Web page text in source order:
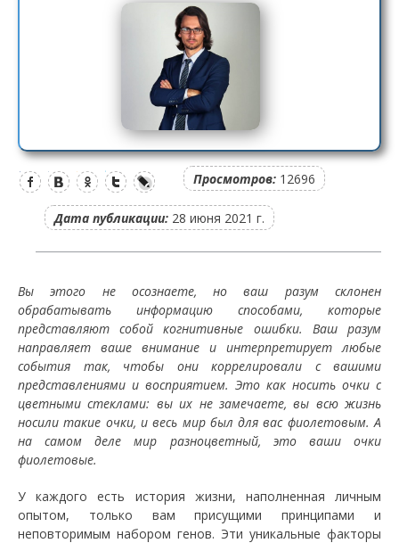
Просмотров: 12696
Дата публикации: 28 июня 2021 г.
Вы этого не осознаете, но ваш разум склонен
обрабатывать информацию способами, которые
представляют собой когнитивные ошибки. Ваш разум
направляет ваше внимание и интерпретирует любые
события так, чтобы они коррелировали с вашими
представлениями и восприятием. Это как носить очки с
цветными стеклами: вы их не замечаете, вы всю жизнь
носили такие очки, и весь мир был для вас фиолетовым. А
на самом деле мир разноцветный, это ваши очки
фиолетовые.
У каждого есть история жизни, наполненная личным
опытом, только вам присущими принципами и
неповторимым набором генов. Эти уникальные факторы